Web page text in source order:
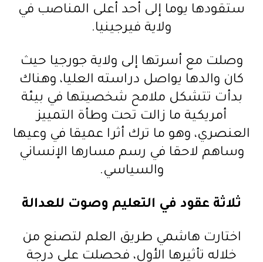
ل
ص
ت
ستقودها يوما إلى أحد أعلى المناصب في
ولاية فيرجينيا.
وصلت مع أسرتها إلى ولاية جورجيا حيث
كان والدها يواصل دراسته العليا، وهناك
بدأت تتشكل ملامح شخصيتها في بيئة
أمريكية ما زالت تحت وطأة التمييز
العنصري، وهو ما ترك أثرا عميقا في وعيها
وساهم لاحقا في رسم مسارها الإنساني
والسياسي.
ثلاثة عقود في التعليم وصوت للعدالة
اختارت هاشمي طريق العلم لتصنع من
خلاله تأثيرها الأول، فحصلت على درجة